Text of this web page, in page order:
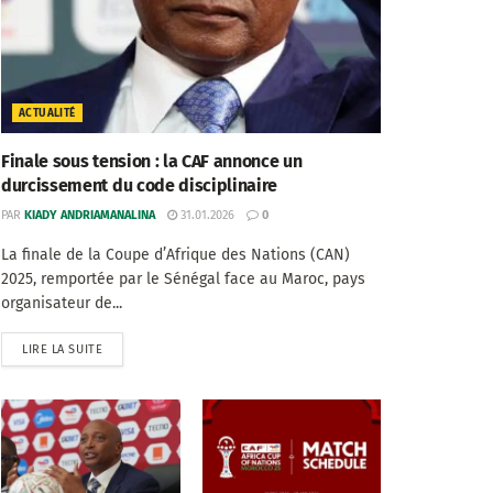
ACTUALITÉ
Finale sous tension : la CAF annonce un
durcissement du code disciplinaire
PAR KIADY ANDRIAMANALINA 31.01.2026 0
La finale de la Coupe d’Afrique des Nations (CAN)
2025, remportée par le Sénégal face au Maroc, pays
organisateur de...
LIRE LA SUITE